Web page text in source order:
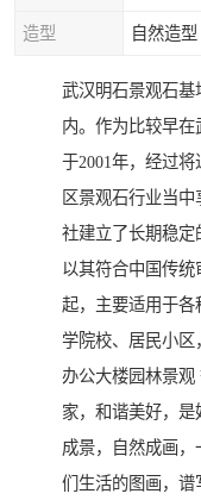
造型 自然造型
武汉明石景观石基
内。作为比较早
于2001年，经过
区景观石行业当
社建立了长期稳定
以其符合中国传
起，主要适用于各
学院校、居民小区
办公大楼园林景观
家，和谐美好，
成景，自然成画
们生活的图画，谱